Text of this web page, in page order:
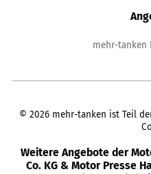
mehr-tanken
© 2026 mehr-tanken ist Teil
Weitere Angebote der
Co. KG & Motor Presse